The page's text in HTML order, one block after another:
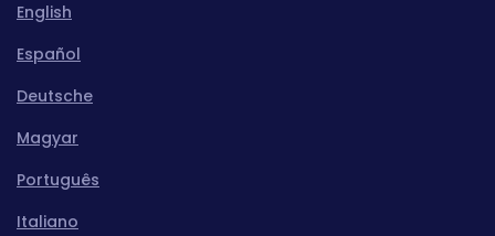
English
Español
Deutsche
Magyar
Português
Italiano